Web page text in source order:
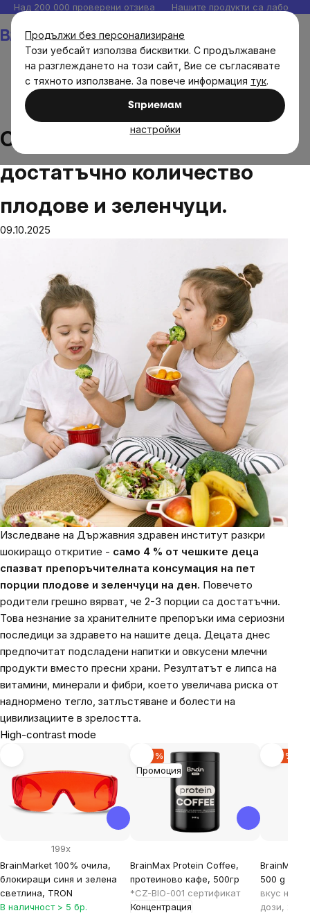
Продължи без персонализиране
Този уебсайт използва бисквитки. С продължаване
на разглеждането на този сайт, Вие се съгласявате
с тяхното използване. За повече информация тук.
Sпpиeмaм
настройки
Прескочи
към
съдържанието
Над 200 000 проверени отзива Нашите продукти са
Храни и хранене
Само 4% от децата ядат
достатъчно количество плодове и зеленчуци.
Само 4% от децата ядат
достатъчно количество
плодове и зеленчуци.
09.10.2025
Изследване на Държавния здравен институт разкри
шокиращо откритие - само 4 % от чешките деца
спазват препоръчителната консумация на пет
порции плодове и зеленчуци на ден. Повечето
родители грешно вярват, че 2-3 порции са достатъчни.
Това незнание за хранителните препоръки има сериозни
последици за здравето на нашите деца. Децата днес
предпочитат подсладени напитки и овкусени млечни
продукти вместо пресни храни. Резултатът е липса на
витамини, минерали и фибри, което увеличава риска от
наднормено тегло, затлъстяване и болести на
цивилизациите в зрелостта.
High-contrast mode
BrainMarket 100% очила,
блокиращи синя и зелена
светлина, TRON
199x
В наличност > 5 бр.
Промоция
-30 %
BrainMax Protein Coffee,
протеиново кафе, 500гр
*CZ-BIO-001 сертификат
Концентрация
-20 %
BrainMax
500 g
вкус на
дози,